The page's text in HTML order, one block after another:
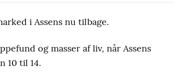
i Assens nu tilbage.
og masser af liv, når Assens
10 til 14.